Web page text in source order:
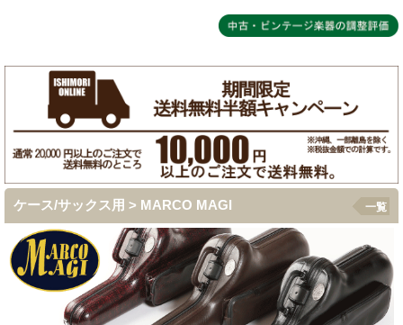
ケース/サックス用 > MARCO MAGI 一覧